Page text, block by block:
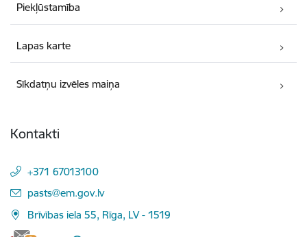
Piekļūstamība
Lapas karte
Sīkdatņu izvēles maiņa
Kontakti
+371 67013100
E-pasts:
pasts@em.gov.lv
Brīvības iela 55, Rīga, LV - 1519